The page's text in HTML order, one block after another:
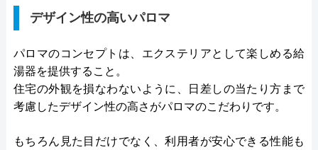
デザイン性の高いパロマ
パロマのコンセプトは、エクステリアとして楽しめる給
湯器を提供すること。
住宅の外観を損なわないように、日差しの当たり方まで
考慮したデザイン性の高さがパロマのこだわりです。
もちろん見た目だけでなく、利用者が安心できる性能も